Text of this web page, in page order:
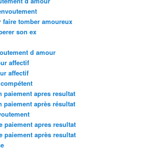
tomber amoureux
son ex
d amour
affectif
affectif
paiement apres resultat
paiement après résultat
paiement apres resultat
paiement après resultat